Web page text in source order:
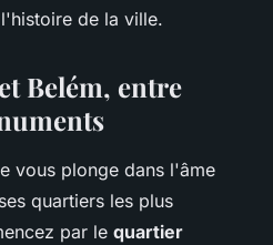
de la ville.
Belém, entre
vous plonge dans l'âme
quartiers les plus
par le quartier